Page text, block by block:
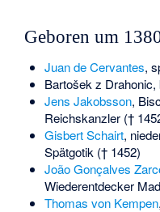
Geboren um
Juan de Cervantes,
Bartošek z Drahonic,
Jens Jakobsson,
Reichskanzler (†
Gisbert Schairt,
Spätgotik († 1452)
João Gonçalves
Wiederentdecker
Thomas von Kempen